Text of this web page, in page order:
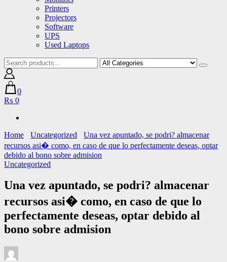
Printers
Projectors
Software
UPS
Used Laptops
0
₨ 0
Home Uncategorized
Una vez apuntado, se podri? almacenar
recursos asi� como, en caso de que lo perfectamente deseas, optar
debido al bono sobre admision
Uncategorized
Una vez apuntado, se podri? almacenar
recursos asi� como, en caso de que lo
perfectamente deseas, optar debido al
bono sobre admision